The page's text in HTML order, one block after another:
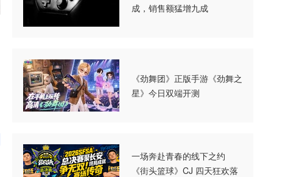
成，销售额猛增九成
《劲舞团》正版手游《劲舞之
星》今日双端开测
一场奔赴青春的线下之约
《街头篮球》CJ 四天狂欢落